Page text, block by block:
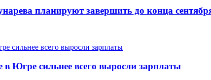
планируют завершить до конца
в Югре сильнее всего выросли зарплаты